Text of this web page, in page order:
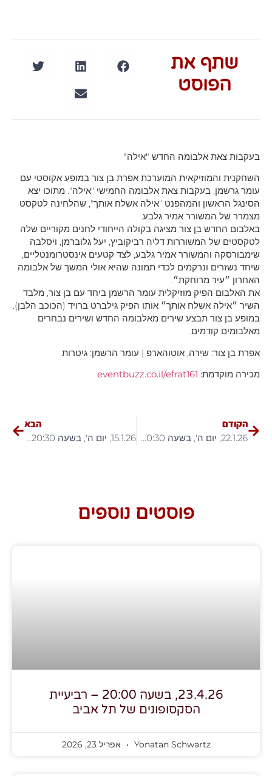
שתף את
הפוסט
בעקבות צאת אלבומה החדש "אילה"
השחקנית והמוזיקאית המוערכת אפרת בן צור במופע אקוסטי עם
עומר גרשמן, בעקבות צאת אלבומה החמישי "אילה". מתוכו יצא
הסינגל הראשון והמהפנט "אילה אשלח אותך", שהלחינה לטקסט
מצמרר של המשורר אמיר גלבע.
באלבום החדש בן צור מציגה בקולה הייחודי לחנים מקוריים שלה
לטקסטים של המשוררות דליה רביקוביץ, יעל גלוברמן, ויסלבה
שימבורסקה והמשורר אמיר גלבע, לצד קטעים אינסטרומנטליים,
שיחד נשזרים ונרקמים לכדי תמונה שהיא אולי המשך של אלבומה
האחרון ״עיר מרוחקת״.
את האלבום הפיק מוזיקלית עומר הרשמן ביחד עם בן צור, מלבד
השיר ״אילה אשלח אותך״ אותו הפיק גילברט ברויד (הכוכב הלבן).
במופע בן צור תבצע שירים מאלבומה החדש ושירים נבחרים
מאלבומים קודמים.
אפרת בן צור: שירה, אוטוהארפ | עומר הרשמן: גיטרות
מכירה מוקדמת: eventbuzz.co.il/efrat161
הקודם הבא
פוסטים נוספים
23.4.26, בשעה 20:00 – רביעיית
הסקסופונים של תל אביב
Yonatan Schwartz אפריל 23, 2026